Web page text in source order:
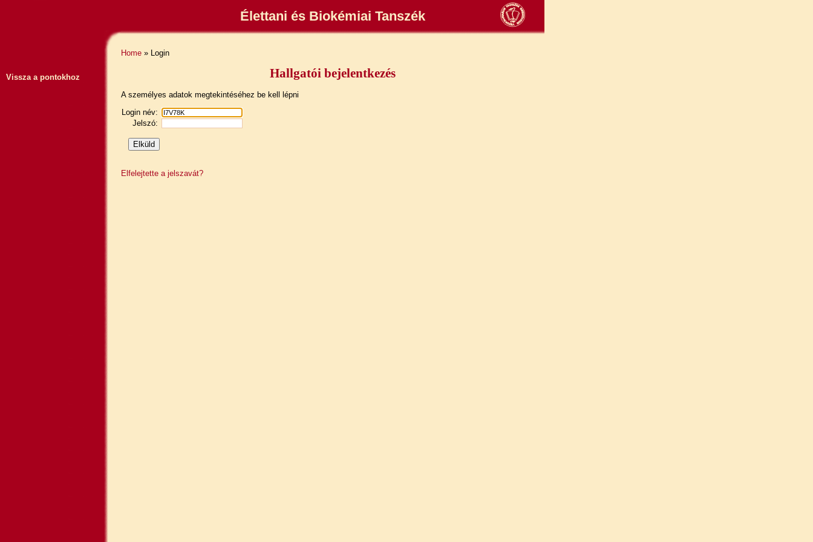
Élettani és Biokémiai Tanszék
Vissza a pontokhoz
Home » Login
Hallgatói bejelentkezés
A személyes adatok megtekintéséhez be kell lépni
Login név:
Jelszó:
Elfelejtette a jelszavát?